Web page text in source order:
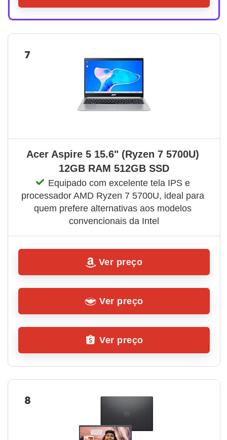
7
Acer Aspire 5 15.6" (Ryzen 7 5700U)
12GB RAM 512GB SSD
Equipado com excelente tela IPS e
processador AMD Ryzen 7 5700U, ideal para
quem prefere alternativas aos modelos
convencionais da Intel
Ver preço
Ver preço
Ver preço
8